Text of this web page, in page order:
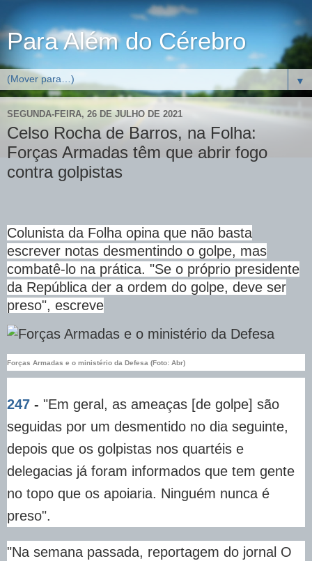
Para Além do Cérebro
▼
SEGUNDA-FEIRA, 26 DE JULHO DE 2021
Celso Rocha de Barros, na Folha:
Forças Armadas têm que abrir fogo
contra golpistas
Colunista da Folha opina que não basta
escrever notas desmentindo o golpe, mas
combatê-lo na prática. "Se o próprio presidente
da República der a ordem do golpe, deve ser
preso", escreve
Forças Armadas e o ministério da Defesa (Foto: Abr)
247 - "Em geral, as ameaças [de golpe] são
seguidas por um desmentido no dia seguinte,
depois que os golpistas nos quartéis e
delegacias já foram informados que tem gente
no topo que os apoiaria. Ninguém nunca é
preso".
"Na semana passada, reportagem do jornal O